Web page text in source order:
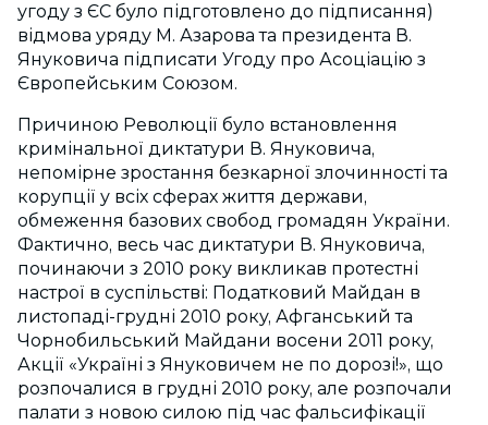
угоду з ЄС було підготовлено до підписання)
відмова уряду М. Азарова та президента В.
Януковича підписати Угоду про Асоціацію з
Європейським Союзом.
Причиною Революції було встановлення
кримінальної диктатури В. Януковича,
непомірне зростання безкарної злочинності та
корупції у всіх сферах життя держави,
обмеження базових свобод громадян України.
Фактично, весь час диктатури В. Януковича,
починаючи з 2010 року викликав протестні
настрої в суспільстві: Податковий Майдан в
листопаді-грудні 2010 року, Афганський та
Чорнобильський Майдани восени 2011 року,
Акції «Україні з Януковичем не по дорозі!», що
розпочалися в грудні 2010 року, але розпочали
палати з новою силою під час фальсифікації